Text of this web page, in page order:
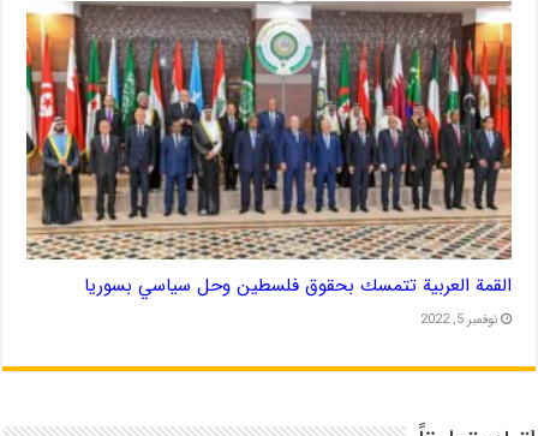
القمة العربية تتمسك بحقوق فلسطين وحل سياسي بسوريا
نوفمبر 5, 2022